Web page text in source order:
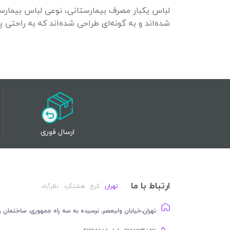
لباس یکبار مصرف بیمارستانی، نوعی لباس
شده‌اند و به گونه‌ای طراحی شده‌اند که به
ارسال فوری
ارتباط با ما تهران کرج هشتگرد نظرآباد
تهران،خیابان ولیعصر، نرسیده به سه راه جمهوری، ساختمان